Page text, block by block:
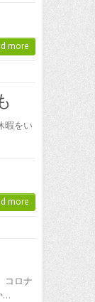
more
暇をい
more
コロナ
…